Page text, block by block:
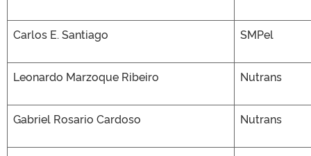
Carlos E. Santiago SMPel
Leonardo Marzoque Ribeiro Nutrans
Gabriel Rosario Cardoso Nutrans